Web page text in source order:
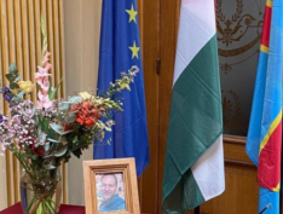
"La Commune d’Ixelles
contrôles de
ce week-end